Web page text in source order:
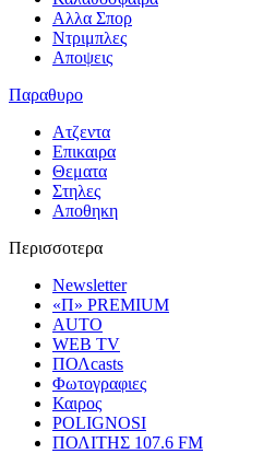
Αλλα Σπορ
Ντριμπλες
Αποψεις
Παραθυρο
Ατζεντα
Επικαιρα
Θεματα
Στηλες
Αποθηκη
Περισσοτερα
Newsletter
«Π» PREMIUM
AUTO
WEB TV
ΠΟΛcasts
Φωτογραφιες
Καιρος
POLIGNOSI
ΠΟΛΙΤΗΣ 107.6 FM